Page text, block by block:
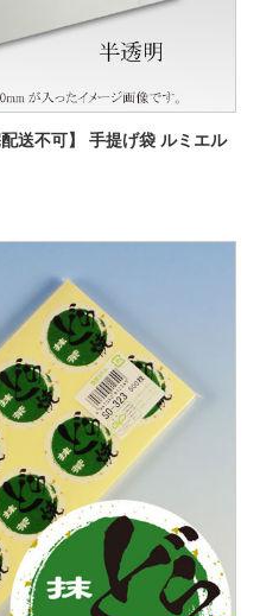
送不可】 手提げ袋 ルミエル